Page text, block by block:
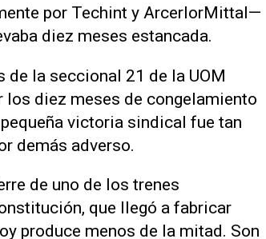
por Techint y ArcerlorMittal—
diez meses estancada.
la seccional 21 de la UOM
diez meses de congelamiento
victoria sindical fue tan
demás adverso.
de uno de los trenes
que llegó a fabricar
produce menos de la mitad. Son